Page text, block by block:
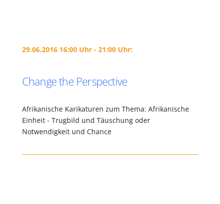
29.06.2016 16:00 Uhr - 21:00 Uhr:
Change the Perspective
Afrikanische Karikaturen zum Thema: Afrikanische
Einheit - Trugbild und Täuschung oder
Notwendigkeit und Chance